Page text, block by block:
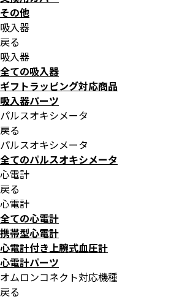
その他
吸入器
戻る
吸入器
全ての吸入器
ギフトラッピング対応商品
吸入器パーツ
パルスオキシメータ
戻る
パルスオキシメータ
全てのパルスオキシメータ
心電計
戻る
心電計
全ての心電計
携帯型心電計
心電計付き上腕式血圧計
心電計パーツ
オムロンコネクト対応機種
戻る